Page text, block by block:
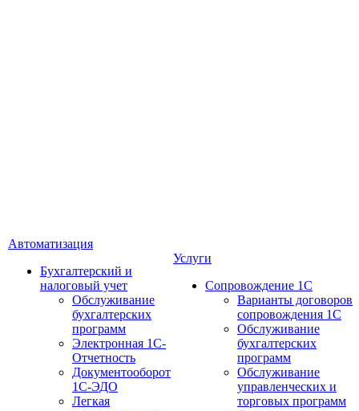
Автоматизация
Бухгалтерский и
налоговый учет
Обслуживание
бухгалтерских
программ
Электронная 1С-
Отчетность
Документооборот
1С-ЭДО
Легкая
Услуги
Сопровождение 1С
Варианты договоров
сопровождения 1С
Обслуживание
бухгалтерских
программ
Обслуживание
управленческих и
торговых программ